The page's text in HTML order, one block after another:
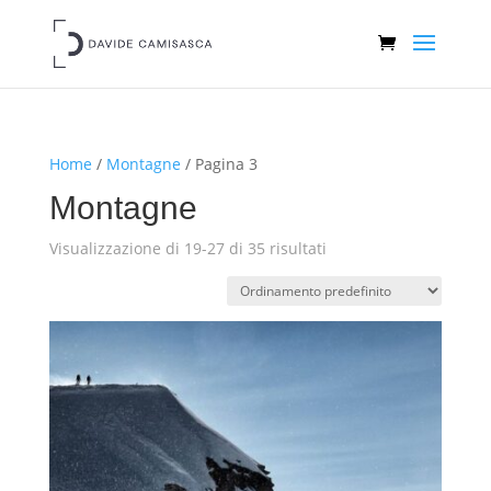
Home / Montagne / Pagina 3
Montagne
Visualizzazione di 19-27 di 35 risultati